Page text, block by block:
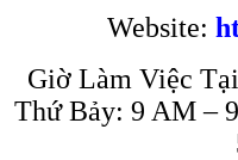
Website:
Giờ Làm Việc
Thứ Bảy: 9 AM –